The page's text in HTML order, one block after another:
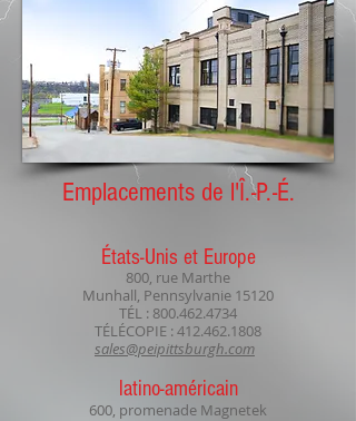
Emplacements de l'Î.-P.-É.
États-Unis et Europe
800, rue Marthe
Munhall, Pennsylvanie 15120
TÉL : 800.462.4734
TÉLÉCOPIE : 412.462.1808
sales@peipittsburgh.com
latino-américain
600, promenade Magnetek